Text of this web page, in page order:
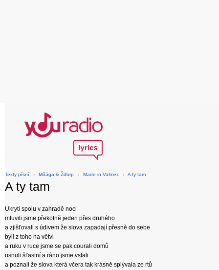
Texty písní › Mňága & Žďorp › Made in Valmez › A ty tam
A ty tam
Ukryti spolu v zahradě noci
mluvili jsme překotně jeden přes druhého
a zjišťovali s údivem že slova zapadají přesně do sebe
byli z toho na větvi
a ruku v ruce jsme se pak courali domů
usnuli šťastní a ráno jsme vstali
a poznali že slova která včera tak krásně splývala ze rtů